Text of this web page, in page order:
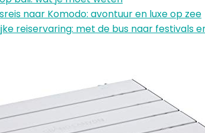
naar Komodo: avontuur en luxe op zee
reiservaring: met de bus naar festivals